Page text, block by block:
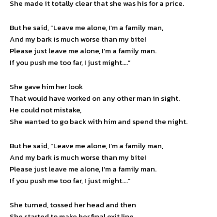
She made it totally clear that she was his for a price.
But he said, “Leave me alone, I’m a family man,
And my bark is much worse than my bite!
Please just leave me alone, I’m a family man.
If you push me too far, I just might….”
She gave him her look
That would have worked on any other man in sight.
He could not mistake,
She wanted to go back with him and spend the night.
But he said, “Leave me alone, I’m a family man,
And my bark is much worse than my bite!
Please just leave me alone, I’m a family man.
If you push me too far, I just might….”
She turned, tossed her head and then